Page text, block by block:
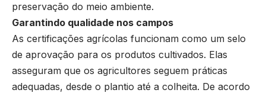
preservação do meio ambiente.
Garantindo qualidade nos campos
As certificações agrícolas funcionam como um selo
de aprovação para os produtos cultivados. Elas
asseguram que os agricultores seguem práticas
adequadas, desde o plantio até a colheita. De acordo